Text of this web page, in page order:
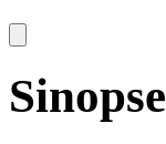
Sinopse